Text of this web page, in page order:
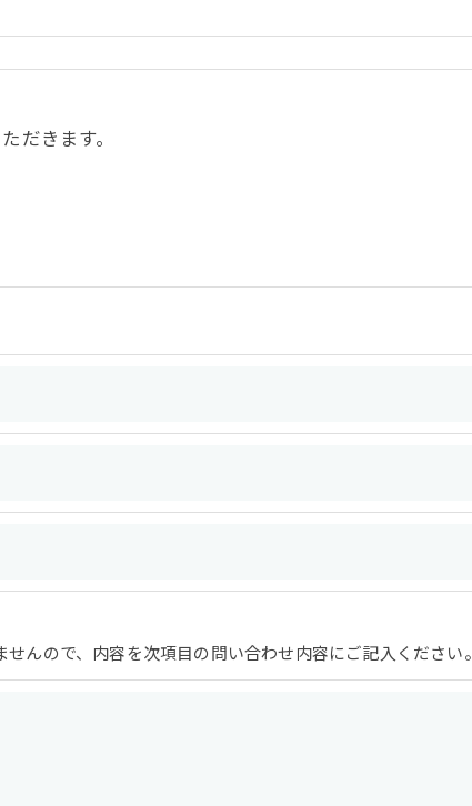
だきます。
を行います。
施します。
きない場合がございますので予めご了承ください。
せて頂いております。
んので、内容を次項目の問い合わせ内容にご記入ください。